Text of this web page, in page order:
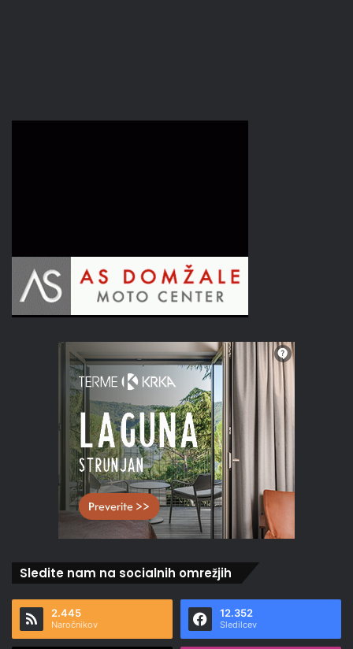
Sledite nam na socialnih omrežjih
2.445
Naročnikov
12.352
Sledilcev